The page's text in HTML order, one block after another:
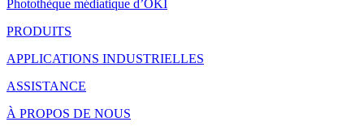
Photothèque médiatique d’OKI
PRODUITS
APPLICATIONS INDUSTRIELLES
ASSISTANCE
À PROPOS DE NOUS